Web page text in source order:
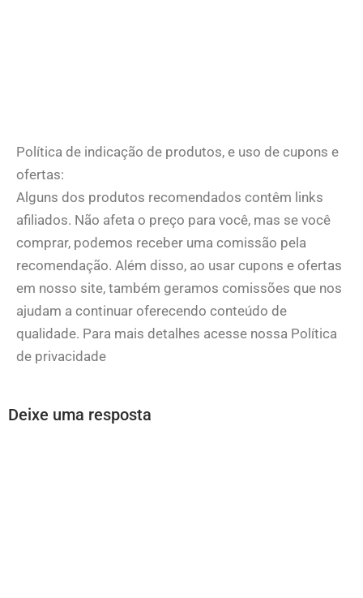
Política de indicação de produtos, e uso de cupons e
ofertas:
Alguns dos produtos recomendados contêm links
afiliados. Não afeta o preço para você, mas se você
comprar, podemos receber uma comissão pela
recomendação. Além disso, ao usar cupons e ofertas
em nosso site, também geramos comissões que nos
ajudam a continuar oferecendo conteúdo de
qualidade. Para mais detalhes acesse nossa Política
de privacidade
Deixe uma resposta